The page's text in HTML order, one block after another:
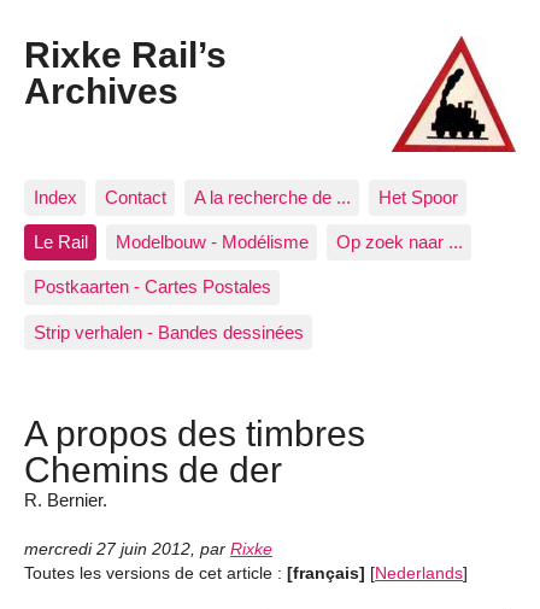
Rixke Rail’s
Archives
Index Contact A la recherche de ... Het Spoor
Le Rail Modelbouw - Modélisme Op zoek naar ...
Postkaarten - Cartes Postales
Strip verhalen - Bandes dessinées
A propos des timbres
Chemins de der
R. Bernier.
mercredi 27 juin 2012, par Rixke
Toutes les versions de cet article : [français] [Nederlands]